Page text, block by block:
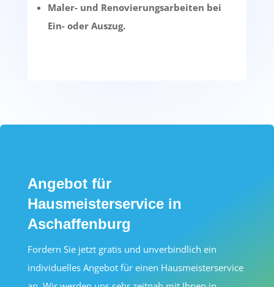
Maler- und Renovierungsarbeiten bei
Ein- oder Auszug.
Angebot für
Hausmeisterservice in
Aschaffenburg
Fordern Sie jetzt gratis und unverbindlich ein
individuelles Angebot für einen Hausmeisterservice